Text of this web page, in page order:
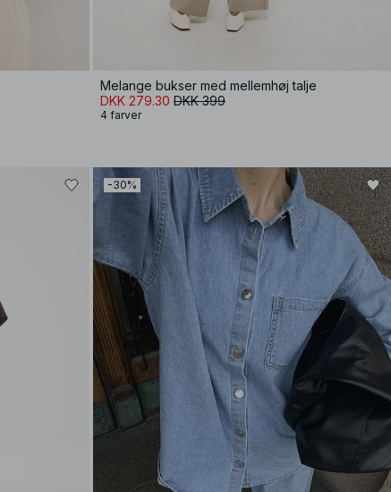
Melange bukser med mellemhøj talje
DKK 279.30 DKK 399
4 farver
-30%